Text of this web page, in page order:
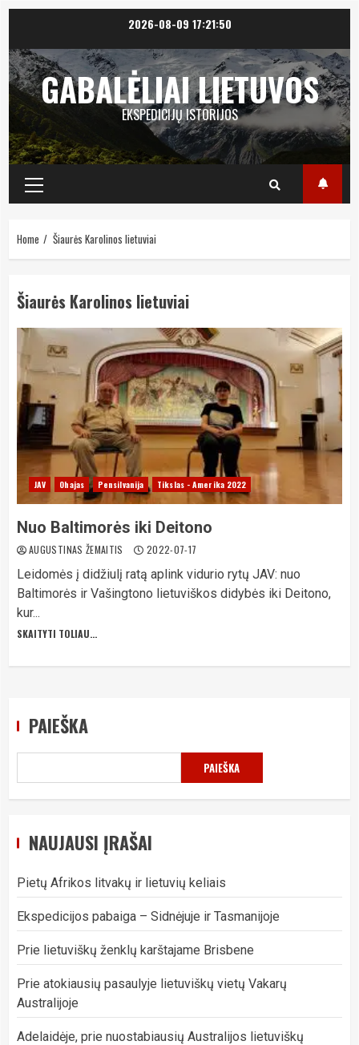
content
2026-08-09 17:21:50
GABALĖLIAI LIETUVOS
EKSPEDICIJŲ ISTORIJOS
Primary
Menu
Home Šiaurės Karolinos lietuviai
Šiaurės Karolinos lietuviai
JAV Ohajas Pensilvanija Tikslas - Amerika 2022
Nuo Baltimorės iki Deitono
AUGUSTINAS ŽEMAITIS 2022-07-17
Leidomės į didžiulį ratą aplink vidurio rytų JAV: nuo
Baltimorės ir Vašingtono lietuviškos didybės iki Deitono,
kur...
SKAITYTI TOLIAU...
PAIEŠKA
PAIEŠKA
NAUJAUSI ĮRAŠAI
Pietų Afrikos litvakų ir lietuvių keliais
Ekspedicijos pabaiga – Sidnėjuje ir Tasmanijoje
Prie lietuviškų ženklų karštajame Brisbene
Prie atokiausių pasaulyje lietuviškų vietų Vakarų
Australijoje
Adelaidėje, prie nuostabiausių Australijos lietuviškų